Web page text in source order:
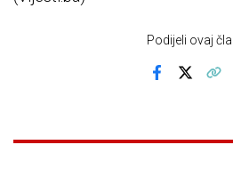
Podijeli ovaj